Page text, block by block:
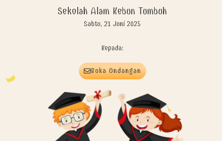
Sekolah Alam Kebun Tumbuh
Sabtu, 21 Juni 2025
Kepada:
Buka Undangan